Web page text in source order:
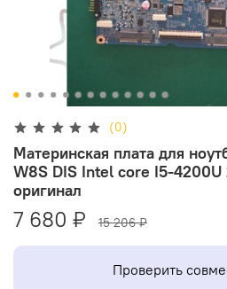
(0)
Материнская плата для
W8S DIS Intel core I5-4200U
оригинал
7 680 ₽ 15 206 ₽
Проверить